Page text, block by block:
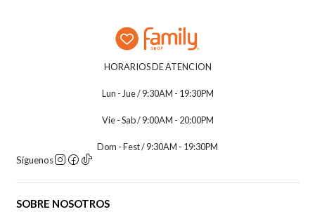
HORARIOS DE ATENCION
Lun - Jue / 9:30AM - 19:30PM
Vie - Sab / 9:00AM - 20:00PM
Dom - Fest / 9:30AM - 19:30PM
Síguenos
SOBRE NOSOTROS